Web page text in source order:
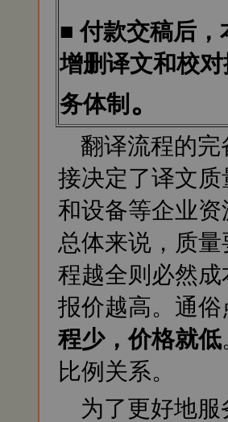
■付款交稿后，
增删译文和校
务体制 。
翻译流程的完
接决定了译文
和设备等企业
总体来说，质
程越全则必然
报价越高。通俗
程少，价格就低
比例关系。
为了更好地服